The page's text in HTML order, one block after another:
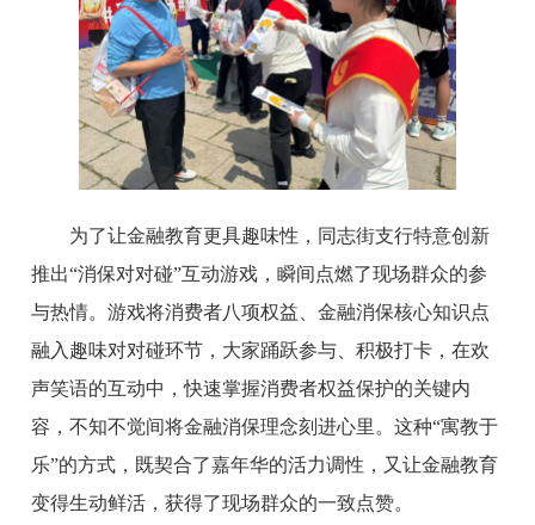
为了让金融教育更具趣味性，同志街支行特意创新
推出“消保对对碰”互动游戏，瞬间点燃了现场群众的参
与热情。游戏将消费者八项权益、金融消保核心知识点
融入趣味对对碰环节，大家踊跃参与、积极打卡，在欢
声笑语的互动中，快速掌握消费者权益保护的关键内
容，不知不觉间将金融消保理念刻进心里。这种“寓教于
乐”的方式，既契合了嘉年华的活力调性，又让金融教育
变得生动鲜活，获得了现场群众的一致点赞。